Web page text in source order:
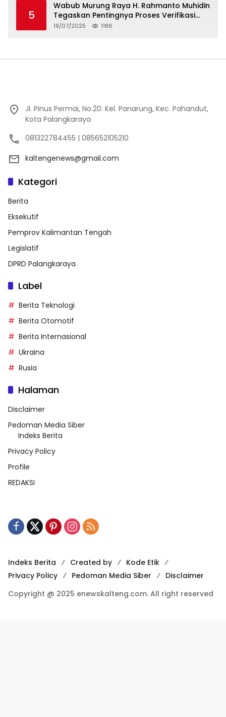
5
Wabub Murung Raya H. Rahmanto Muhidin
Tegaskan Pentingnya Proses Verifikasi
Penerima Manfaat Program Kartu Hebat
19/07/2025 1186
Jl. Pinus Permai, No.20. Kel. Panarung, Kec. Pahandut,
Kota Palangkaraya
081322784455 | 085652105210
kaltengenews@gmail.com
Kategori
Berita
Eksekutif
Pemprov Kalimantan Tengah
Legislatif
DPRD Palangkaraya
Label
Berita Teknologi
Berita Otomotif
Berita Internasional
Ukraina
Rusia
Halaman
Disclaimer
Pedoman Media Siber
Indeks Berita
Privacy Policy
Profile
REDAKSI
Indeks Berita Created by
Kode Etik
Privacy Policy
Pedoman Media Siber
Disclaimer
Copyright @ 2025 enewskalteng.com. All right reserved